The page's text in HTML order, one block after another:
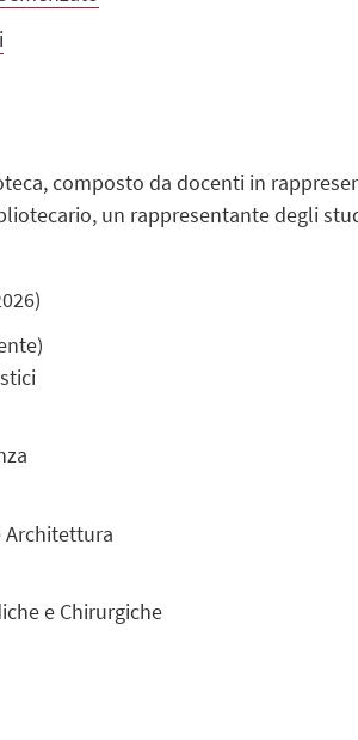
composto da docenti in
un rappresentante degli
Architettura
e Chirurgiche